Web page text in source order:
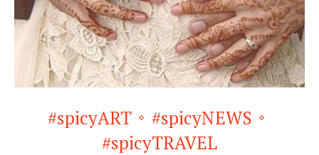
#spicyART
#spicyNEWS
#spicyTRAVEL